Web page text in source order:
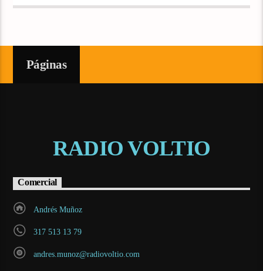
Páginas
RADIO VOLTIO
Comercial
Andrés Muñoz
317 513 13 79
andres.munoz@radiovoltio.com